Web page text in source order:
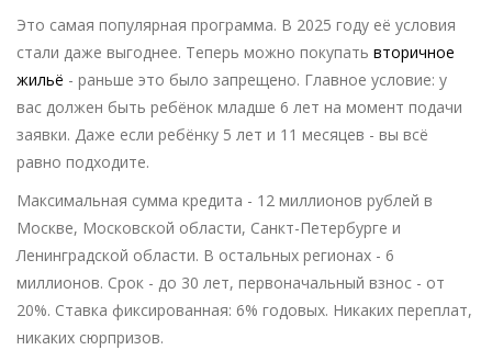
Это самая популярная программа. В 2025 году её условия
стали даже выгоднее. Теперь можно покупать вторичное
жильё - раньше это было запрещено. Главное условие: у
вас должен быть ребёнок младше 6 лет на момент подачи
заявки. Даже если ребёнку 5 лет и 11 месяцев - вы всё
равно подходите.
Максимальная сумма кредита - 12 миллионов рублей в
Москве, Московской области, Санкт-Петербурге и
Ленинградской области. В остальных регионах - 6
миллионов. Срок - до 30 лет, первоначальный взнос - от
20%. Ставка фиксированная: 6% годовых. Никаких переплат,
никаких сюрпризов.